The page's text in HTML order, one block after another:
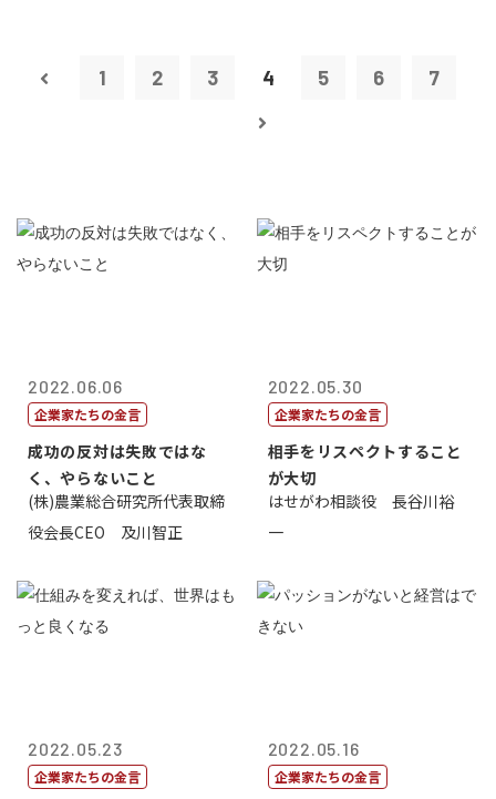
1 2 3 4 5 6 7
2022.06.06
企業家たちの金言
成功の反対は失敗ではな
く、やらないこと
(株)農業総合研究所代表取締
役会長CEO 及川智正
2022.05.30
企業家たちの金言
相手をリスペクトすること
が大切
はせがわ相談役 長谷川裕
一
2022.05.23
企業家たちの金言
2022.05.16
企業家たちの金言